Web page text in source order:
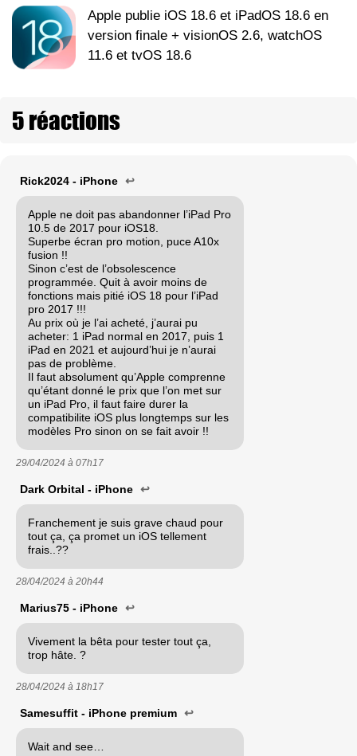
Apple publie iOS 18.6 et iPadOS 18.6 en
version finale + visionOS 2.6, watchOS
11.6 et tvOS 18.6
5 réactions
Rick2024 - iPhone ↩
Apple ne doit pas abandonner l’iPad Pro
10.5 de 2017 pour iOS18.
Superbe écran pro motion, puce A10x
fusion !!
Sinon c’est de l’obsolescence
programmée. Quit à avoir moins de
fonctions mais pitié iOS 18 pour l’iPad
pro 2017 !!!
Au prix où je l’ai acheté, j’aurai pu
acheter: 1 iPad normal en 2017, puis 1
iPad en 2021 et aujourd’hui je n’aurai
pas de problème.
Il faut absolument qu’Apple comprenne
qu’étant donné le prix que l’on met sur
un iPad Pro, il faut faire durer la
compatibilite iOS plus longtemps sur les
modèles Pro sinon on se fait avoir !!
29/04/2024 à 07h17
Dark Orbital - iPhone ↩
Franchement je suis grave chaud pour
tout ça, ça promet un iOS tellement
frais..??
28/04/2024 à 20h44
Marius75 - iPhone ↩
Vivement la bêta pour tester tout ça,
trop hâte. ?
28/04/2024 à 18h17
Samesuffit - iPhone premium ↩
Wait and see…